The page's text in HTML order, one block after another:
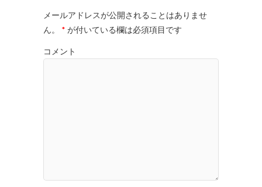
メールアドレスが公開されることはありませ
ん。
* が付いている欄は必須項目です
コメント